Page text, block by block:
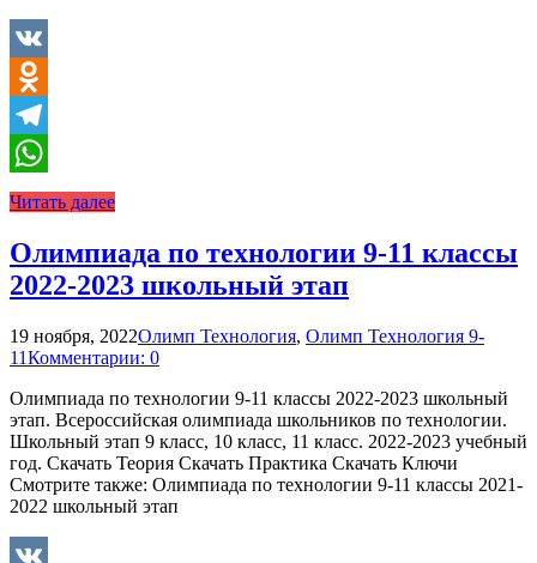
VK
Odnoklassniki
Telegram
WhatsApp
Читать далее
Олимпиада по технологии 9-11 классы
2022-2023 школьный этап
19 ноября, 2022Олимп Технология, Олимп Технология 9-
11Комментарии: 0
Олимпиада по технологии 9-11 классы 2022-2023 школьный
этап. Всероссийская олимпиада школьников по технологии.
Школьный этап 9 класс, 10 класс, 11 класс. 2022-2023 учебный
год. Скачать Теория Скачать Практика Скачать Ключи
Смотрите также: Олимпиада по технологии 9-11 классы 2021-
2022 школьный этап